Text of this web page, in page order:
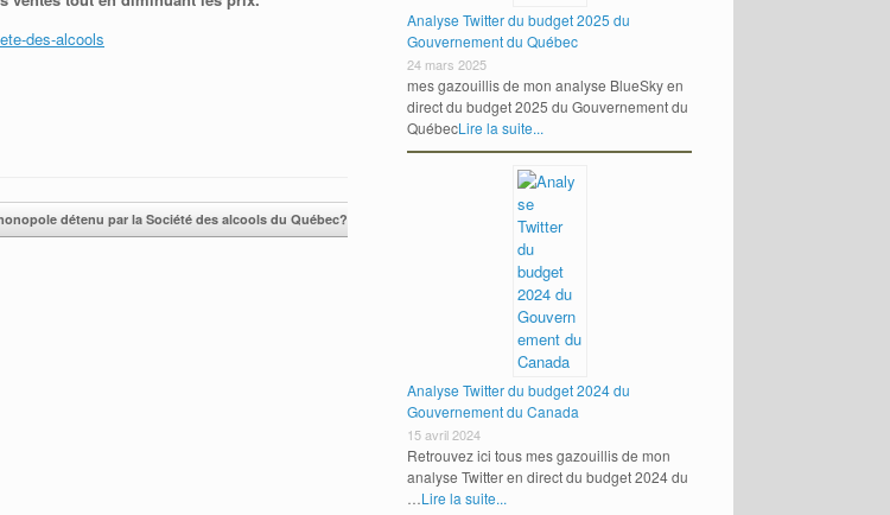
des-alcools
détenu par la Société des alcools du Québec? Les matins d’ici avec Philippe Marcoux
Analyse Twitter du budget 2025 du
Gouvernement du Québec
24 mars 2025
mes gazouillis de mon analyse BlueSky en
direct du budget 2025 du Gouvernement du
QuébecLire la suite...
Analyse Twitter du budget 2024 du
Gouvernement du Canada
15 avril 2024
Retrouvez ici tous mes gazouillis de mon
analyse Twitter en direct du budget 2024 du
…Lire la suite...